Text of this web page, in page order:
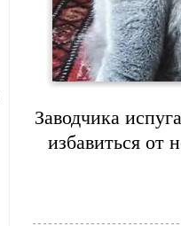
Заводчика
избавиться от